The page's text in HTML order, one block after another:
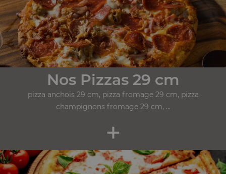
Nos Pizzas 29 cm
pizza anchois 29 cm, pizza fromage 29 cm, pizza
champignons fromage 29 cm, ...
+